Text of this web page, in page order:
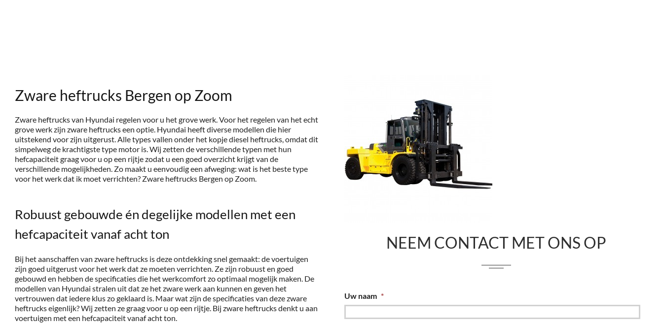
Zware heftrucks Bergen op Zoom
Zware heftrucks van Hyundai regelen voor u het grove werk. Voor het regelen van het echt
grove werk zijn zware heftrucks een optie. Hyundai heeft diverse modellen die hier
uitstekend voor zijn uitgerust. Alle types vallen onder het kopje diesel heftrucks, omdat dit
simpelweg de krachtigste type motor is. Wij zetten de verschillende typen met hun
hefcapaciteit graag voor u op een rijtje zodat u een goed overzicht krijgt van de
verschillende mogelijkheden. Zo maakt u eenvoudig een afweging: wat is het beste type
voor het werk dat ik moet verrichten? Zware heftrucks Bergen op Zoom.
Robuust gebouwde én degelijke modellen met een
hefcapaciteit vanaf acht ton
Bij het aanschaffen van zware heftrucks is deze ontdekking snel gemaakt: de voertuigen
zijn goed uitgerust voor het werk dat ze moeten verrichten. Ze zijn robuust en goed
gebouwd en hebben de specificaties die het werkcomfort zo optimaal mogelijk maken. De
modellen van Hyundai stralen uit dat ze het zware werk aan kunnen en geven het
vertrouwen dat iedere klus zo geklaard is. Maar wat zijn de specificaties van deze zware
heftrucks eigenlijk? Wij zetten ze graag voor u op een rijtje. Bij zware heftrucks denkt u aan
voertuigen met een hefcapaciteit vanaf acht ton.
NEEM CONTACT MET ONS OP
Uw naam *